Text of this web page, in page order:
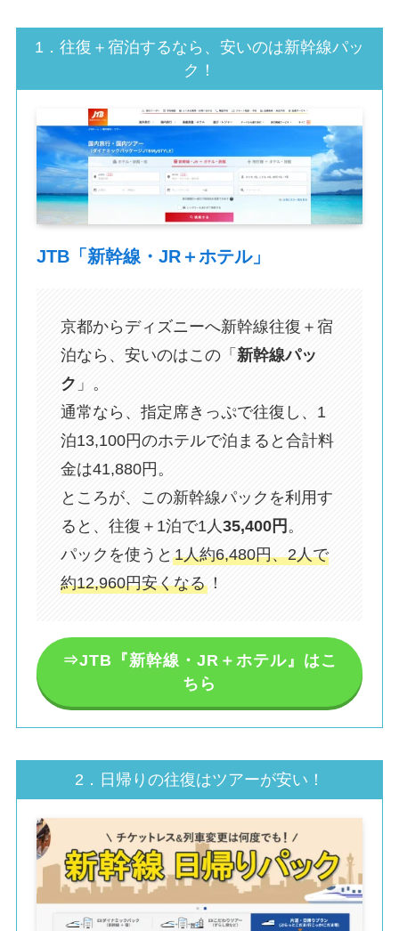
1．往復＋宿泊するなら、安いのは新幹線パッ
ク！
JTB「新幹線・JR＋ホテル」
京都からディズニーへ新幹線往復＋宿
泊なら、安いのはこの「 新幹線パッ
ク 」。
通常なら、指定席きっぷで往復し、1
泊13,100円のホテルで泊まると合計料
金は41,880円。
ところが、この新幹線パックを利用す
ると、往復＋1泊で1人35,400円 。
パックを使うと1人約6,480円、2人で
約12,960円安くなる ！
⇒JTB『新幹線・JR＋ホテル』はこ
ちら
2．日帰りの往復はツアーが安い！